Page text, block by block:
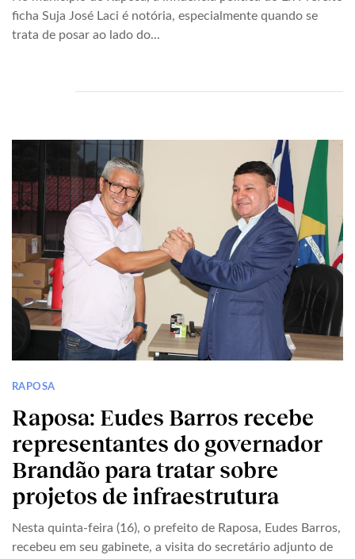
ficha Suja José Laci é notória, especialmente quando se
trata de posar ao lado do...
RAPOSA
Raposa: Eudes Barros recebe
representantes do governador
Brandão para tratar sobre
projetos de infraestrutura
Nesta quinta-feira (16), o prefeito de Raposa, Eudes Barros,
recebeu em seu gabinete, a visita do secretário adjunto de